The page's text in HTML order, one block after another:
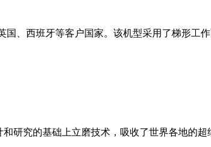
、西班牙等客户国家。该机型采用了梯形工
研究的基础上立磨技术，吸收了世界各地的